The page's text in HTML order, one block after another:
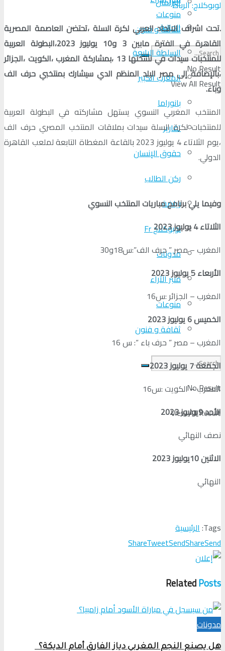
منوعات
ثقافة و فنون
No Result
View All Result
الجالية
السلطة الرابعة
المغرب الكبير
بانوراما
تقارير
حقوق الإنسان
ركن الطالب
رياضة
لوبوكلاج Fr
مدونات
منبر الآراء
منوعات
ثقافة و فنون
No Result
View All Result
لوبوكلاج: الرباط
.تحت اشراف الاتحاد العربي لكرة السلة ،تحتضن العاصمة المصرية
القاهرة في الفترة مابين 3 و10 يوليوز 2023،البطولة العربية
للمنتخبات سيدات في نسختها 13 ،بمشاركة المغرب ،الكويت ،الجزائر
،بالإضافة إلى مصر البلد المنظم الدي سيشارك بمنتخبي حرف الف
وباء.
المنتخب المغربي النسوي يستهل مشاركته في البطولة العربية
للمنتخبات لكرة السلة سيدات بملاقات المنتخب المصري حرف الف
،يوم الثلاتاء 4 يوليوز 2023 بالقاعة المغطاة التابعة لملعب القاهرة
الدولي.
وفيما يلي برنامج مباريات المنتخب النسوي
الثلاتاء 4 يوليوز 2023
المغرب – مصر ” حرف الف”:س18و30
الأربعاء 5 يوليوز 2023
المغرب – الجزائر :س16
الخميس 6 يوليوز 2023
المغرب – مصر ” حرف باء “: س 16
الجمعة 7 يوليوز 2023
المغرب – الكويت :س16
الأحد 9يوليوز 2023
نصف النهائي
الاثنين 10يوليوز 2023
النهائي
Tags: الرئيسية
ShareTweetSendShareSend
RelatedPosts
مدونات
هل يصنع النجم المغربي دياز الفارق أمام الديكة؟